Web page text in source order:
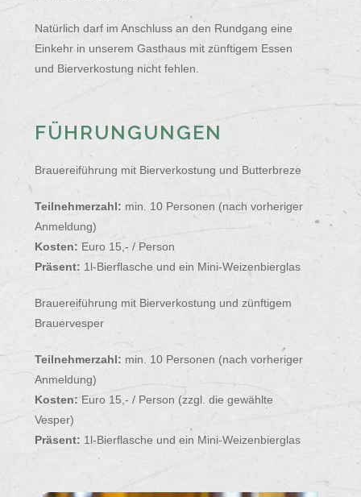
Natürlich darf im Anschluss an den Rundgang eine
Einkehr in unserem Gasthaus mit zünftigem Essen
und Bierverkostung nicht fehlen.
FÜHRUNGUNGEN
Brauereiführung mit Bierverkostung und Butterbreze
Teilnehmerzahl: min. 10 Personen (nach vorheriger
Anmeldung)
Kosten: Euro 15,- / Person
Präsent: 1l-Bierflasche und ein Mini-Weizenbierglas
Brauereiführung mit Bierverkostung und zünftigem
Brauervesper
Teilnehmerzahl: min. 10 Personen (nach vorheriger
Anmeldung)
Kosten: Euro 15,- / Person (zzgl. die gewählte
Vesper)
Präsent: 1l-Bierflasche und ein Mini-Weizenbierglas